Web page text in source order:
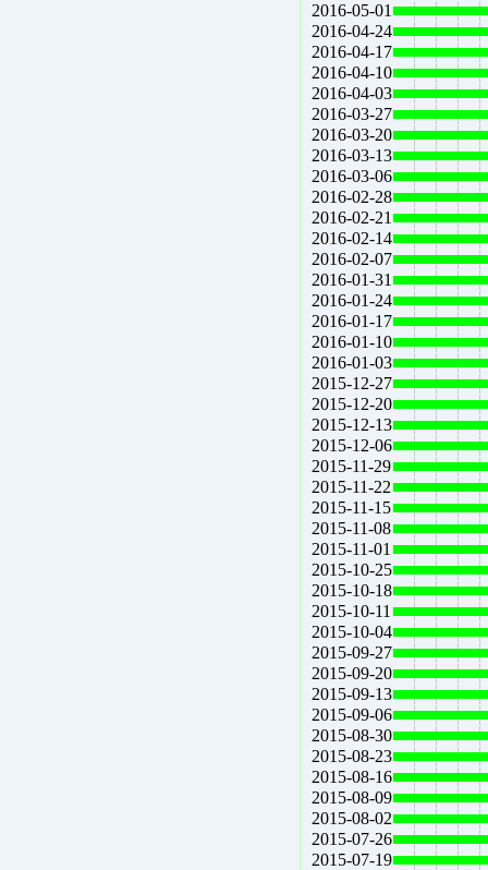
2016-05-01
2016-04-24
2016-04-17
2016-04-10
2016-04-03
2016-03-27
2016-03-20
2016-03-13
2016-03-06
2016-02-28
2016-02-21
2016-02-14
2016-02-07
2016-01-31
2016-01-24
2016-01-17
2016-01-10
2016-01-03
2015-12-27
2015-12-20
2015-12-13
2015-12-06
2015-11-29
2015-11-22
2015-11-15
2015-11-08
2015-11-01
2015-10-25
2015-10-18
2015-10-11
2015-10-04
2015-09-27
2015-09-20
2015-09-13
2015-09-06
2015-08-30
2015-08-23
2015-08-16
2015-08-09
2015-08-02
2015-07-26
2015-07-19